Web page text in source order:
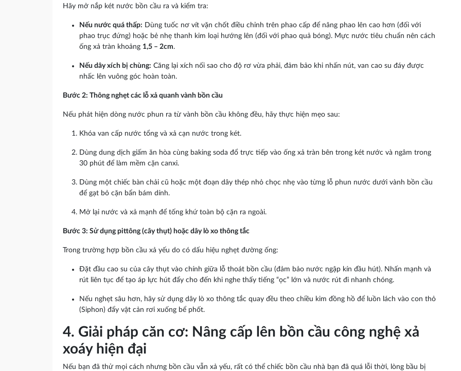
Hãy mở nắp két nước bồn cầu ra và kiểm tra:
Nếu nước quá thấp: Dùng tuốc nơ vít vặn chốt điều chỉnh trên phao cấp để nâng phao lên cao hơn (đối với
phao trục đứng) hoặc bẻ nhẹ thanh kim loại hướng lên (đối với phao quả bóng). Mực nước tiêu chuẩn nên cách
ống xả tràn khoảng 1,5 – 2cm.
Nếu dây xích bị chùng: Căng lại xích nối sao cho độ rơ vừa phải, đảm bảo khi nhấn nút, van cao su đáy được
nhấc lên vuông góc hoàn toàn.
Bước 2: Thông nghẹt các lỗ xả quanh vành bồn cầu
Nếu phát hiện dòng nước phun ra từ vành bồn cầu không đều, hãy thực hiện mẹo sau:
Khóa van cấp nước tổng và xả cạn nước trong két.
Dùng dung dịch giấm ăn hòa cùng baking soda đổ trực tiếp vào ống xả tràn bên trong két nước và ngâm trong
30 phút để làm mềm cặn canxi.
Dùng một chiếc bàn chải cũ hoặc một đoạn dây thép nhỏ chọc nhẹ vào từng lỗ phun nước dưới vành bồn cầu
để gạt bỏ cặn bẩn bám dính.
Mở lại nước và xả mạnh để tống khứ toàn bộ cặn ra ngoài.
Bước 3: Sử dụng pittông (cây thụt) hoặc dây lò xo thông tắc
Trong trường hợp bồn cầu xả yếu do có dấu hiệu nghẹt đường ống:
Đặt đầu cao su của cây thụt vào chính giữa lỗ thoát bồn cầu (đảm bảo nước ngập kín đầu hút). Nhấn mạnh và
rút liên tục để tạo áp lực hút đẩy cho đến khi nghe thấy tiếng “ọc” lớn và nước rút đi nhanh chóng.
Nếu nghẹt sâu hơn, hãy sử dụng dây lò xo thông tắc quay đều theo chiều kim đồng hồ để luồn lách vào con thỏ
(Siphon) đẩy vật cản rơi xuống bể phốt.
4. Giải pháp căn cơ: Nâng cấp lên bồn cầu công nghệ xả
xoáy hiện đại
Nếu bạn đã thử mọi cách nhưng bồn cầu vẫn xả yếu, rất có thể chiếc bồn cầu nhà bạn đã quá lỗi thời, lòng bầu bị